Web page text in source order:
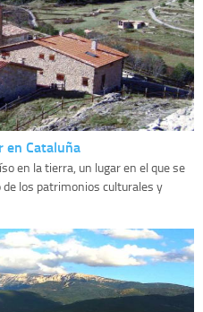
en Cataluña
en la tierra, un lugar en el que se
los patrimonios culturales y